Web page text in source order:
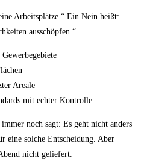
Arbeitsplätze.“ Ein Nein heißt:
ausschöpfen.“
Areale
mit echter Kontrolle
noch sagt: Es geht nicht anders
eine solche Entscheidung. Aber
nicht geliefert.